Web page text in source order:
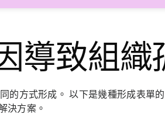
導致組織
的方式形成。 以下是幾種形成表單
決方案。